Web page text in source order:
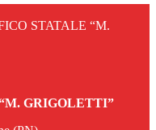
STATALE “M.
GRIGOLETTI”